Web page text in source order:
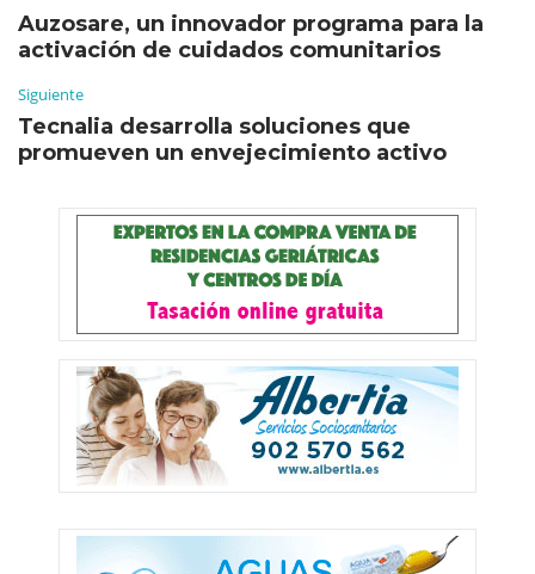
Auzosare, un innovador programa para la
activación de cuidados comunitarios
Siguiente
Tecnalia desarrolla soluciones que
promueven un envejecimiento activo